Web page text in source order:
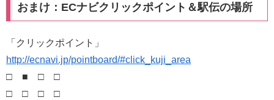
おまけ：ECナビクリックポイント＆駅伝の場所
「クリックポイント」
http://ecnavi.jp/pointboard/#click_kuji_area
□ ■ □ □
□ □ □ □